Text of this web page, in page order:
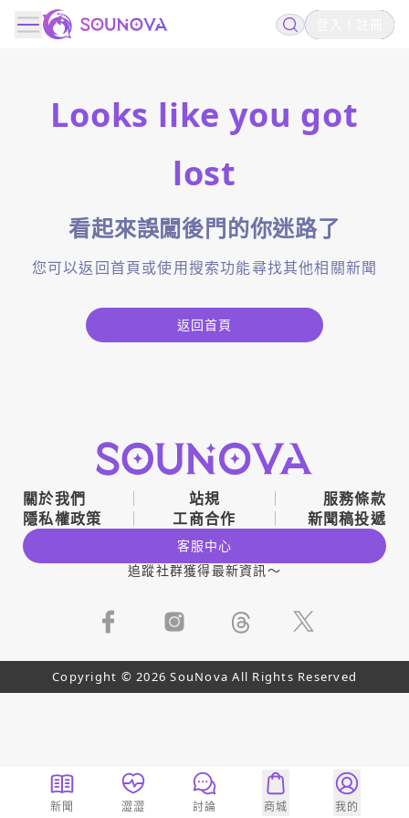
Looks like you got
lost
看起來誤闖後門的你迷路了
您可以返回首頁或使用搜索功能尋找其他相關新聞
返回首頁
關於我們 站規
服務條款
隱私權政策
工商合作 新聞稿投遞
客服中心
追蹤社群獲得最新資訊～
Copyright © 2026 SouNova All Rights Reserved
新聞 澀澀 討論 商城 我的